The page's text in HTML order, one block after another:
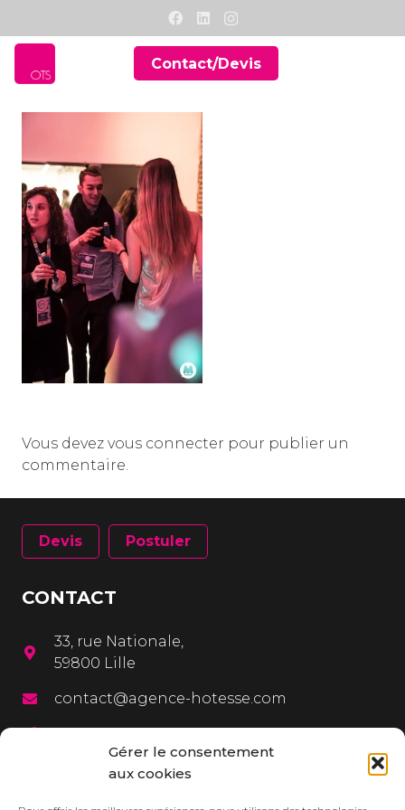
Gérer le consentement
aux cookies
Contact/Devis
Vous devez vous connecter pour publier un
commentaire.
Devis Postuler
CONTACT
33, rue Nationale,
59800 Lille
contact@agence-hotesse.com
03 20 12 72 65
06 67 92 99 72